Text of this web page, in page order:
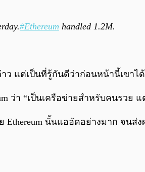
#Ethereum handled 1.2M.
ว แต่เป็นที่รู้กันดีว่าก่อนหน้านี้เข
ว่า “เป็นเครือข่ายสำหรับคนรวย
นั้นแออัดอย่างมาก จน